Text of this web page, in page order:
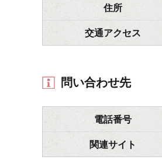
住所
交通アクセス
問い合わせ先
電話番号
関連サイト